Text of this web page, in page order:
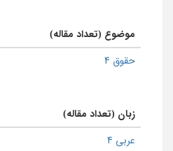
موضوع (تعداد مقاله)
حقوق 4
زبان (تعداد مقاله)
عربی 4